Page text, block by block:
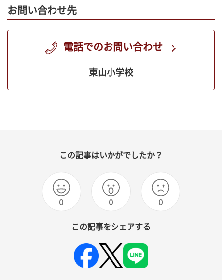
お問い合わせ先
電話でのお問い合わせ
東山小学校
この記事はいかがでしたか？
0 0 0
この記事をシェアする